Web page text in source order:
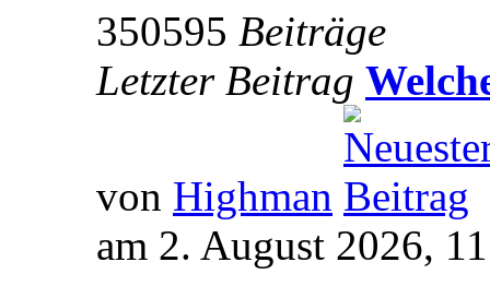
350595 Beiträge
Letzter Beitrag
von Highman
am 2. August 2026,